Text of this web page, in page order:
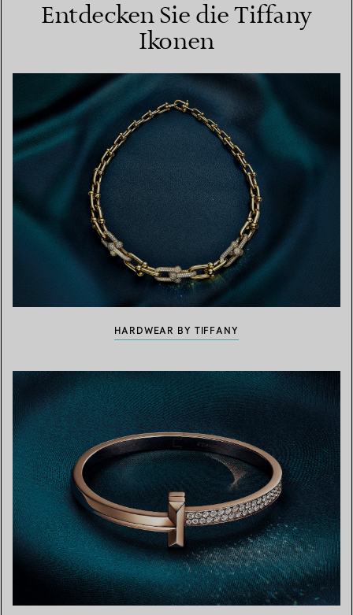
Entdecken Sie die Tiffany
Ikonen
HARDWEAR BY TIFFANY